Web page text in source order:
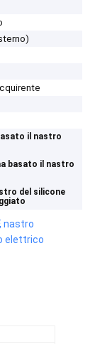
il nastro
basato il nastro
del silicone
nastro
elettrico